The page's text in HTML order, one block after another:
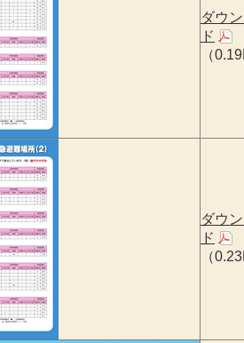
ダウ
ド
（
ダウ
ド
（